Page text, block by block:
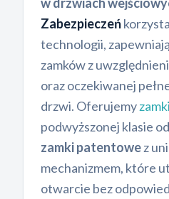
Zabezpieczeń
technologii,
zamków z
oraz oczekiwanej
drzwi. Oferujemy
podwyższonej klasie
zamki patentowez
mechanizmem, które
otwarcie bez